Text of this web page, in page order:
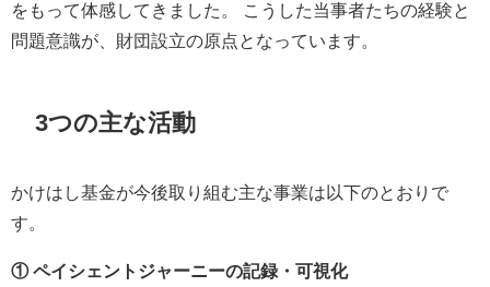
をもって体感してきました。 こうした当事者たちの経験と
問題意識が、財団設立の原点となっています。
3つの主な活動
かけはし基金が今後取り組む主な事業は以下のとおりで
す。
① ペイシェントジャーニーの記録・可視化